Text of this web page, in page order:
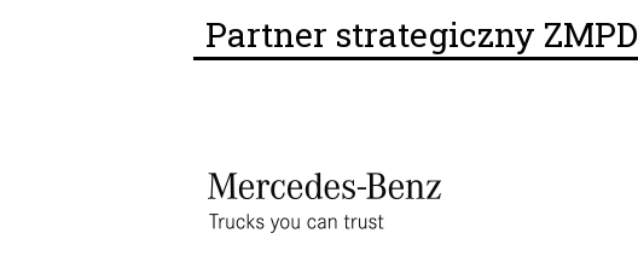
Partner strategiczny ZMPD